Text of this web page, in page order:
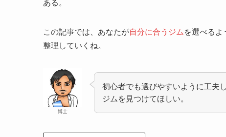
ある。
この記事では、あなたが自分に合うジム を選べるよ
整理していくね。
博士
初心者でも選びやすいように工夫
ジムを見つけてほしい。